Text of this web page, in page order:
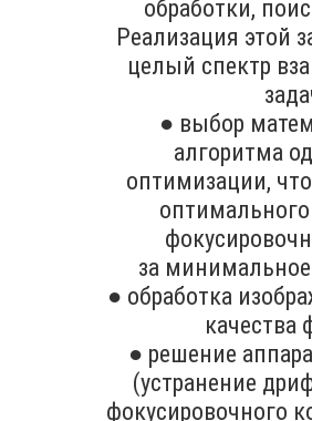
обработки,
Реализация этой
целый спектр
● выбор
алгоритма
оптимизации,
за
● обработка
качества
● решение
(устранение
фокусировочного